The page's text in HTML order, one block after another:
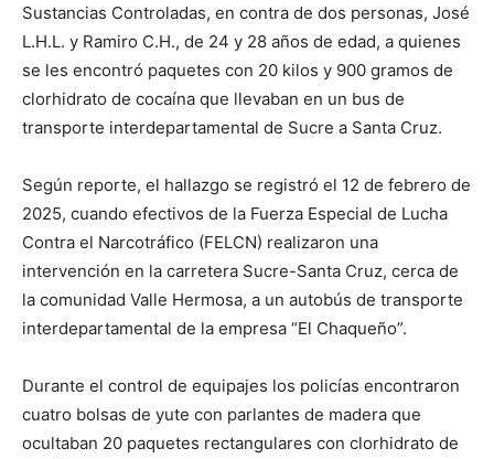
Sustancias Controladas, en contra de dos personas, José
L.H.L. y Ramiro C.H., de 24 y 28 años de edad, a quienes
se les encontró paquetes con 20 kilos y 900 gramos de
clorhidrato de cocaína que llevaban en un bus de
transporte interdepartamental de Sucre a Santa Cruz.
Según reporte, el hallazgo se registró el 12 de febrero de
2025, cuando efectivos de la Fuerza Especial de Lucha
Contra el Narcotráfico (FELCN) realizaron una
intervención en la carretera Sucre-Santa Cruz, cerca de
la comunidad Valle Hermosa, a un autobús de transporte
interdepartamental de la empresa “El Chaqueño”.
Durante el control de equipajes los policías encontraron
cuatro bolsas de yute con parlantes de madera que
ocultaban 20 paquetes rectangulares con clorhidrato de